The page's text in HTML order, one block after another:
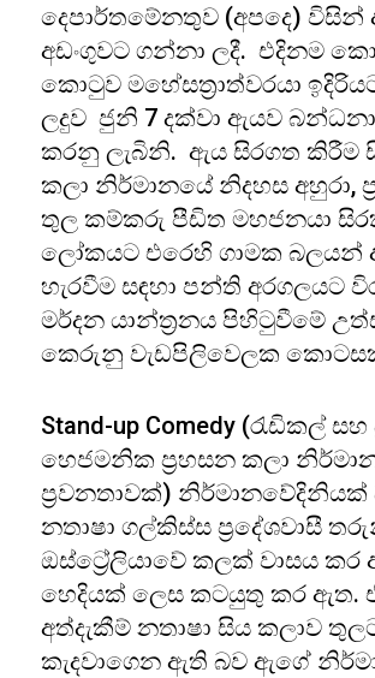
දෙපාර්තමේනතුව (අපදෙ) විසින්
අඩංගුවට ගන්නා ලදී. එදිනම
කොටුව මහේසත්‍රාත්වරයා
ලදුව ජුනි 7 දක්වා ඇයව
කරනු ලැබිනි. ඇය සිරගත කිරීම
කලා නිර්මානයේ නිදහස අහුරා,
තුල කම්කරු පීඩිත මහජනයා
ලෝකයට එරෙහි ගාමක බලයන්
හැරවීම සඳහා පන්ති අරගලයට
මර්දන යාන්ත්‍රනය පිහිටුවීමේ
කෙරුනු වැඩපිලිවෙලක
Stand-up Comedy (රැඩිකල් සහ
හෙජමනික ප්‍රහසන කලා
ප්‍රවනතාවක්) නිර්මානවේදිනියක්
නතාෂා ගල්කිස්ස ප්‍රදේශවාසී
ඔස්ට්‍රේලියාවේ කලක් වාසය කර
හෙදියක් ලෙස කටයුතු කර ඇත.
අත්දැකීම් නතාෂා සිය කලාව
කැදවාගෙන ඇති බව ඇගේ